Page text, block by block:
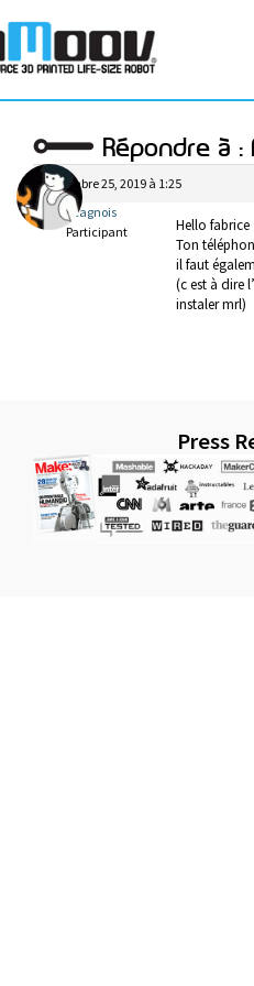
Répondre à :
décembre 25, 2019 à 1:25
lecagnois
Participant
Hello fabrice
Ton
il faut
(c est à dire
instaler mrl)
Press